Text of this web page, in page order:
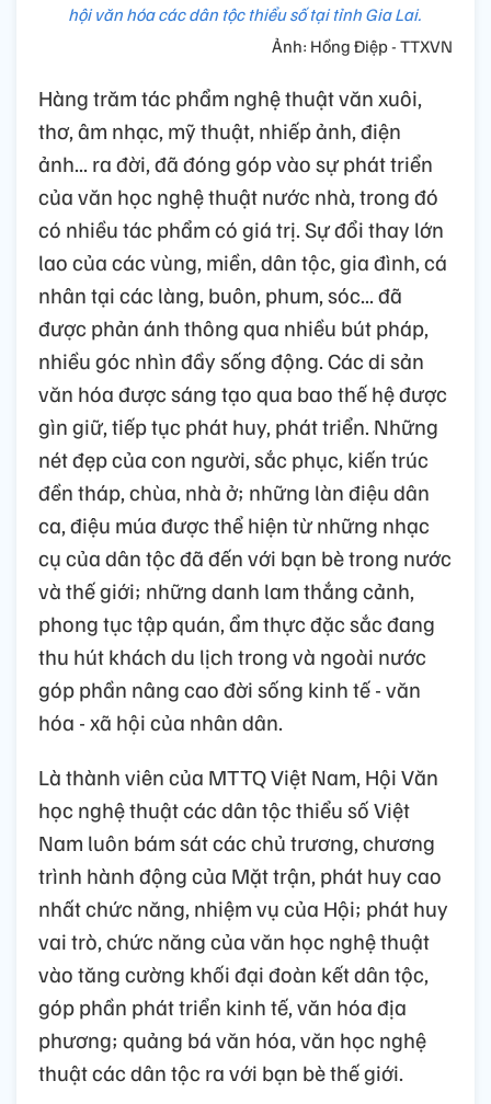
hội văn hóa các dân tộc thiểu số tại tỉnh Gia Lai.
Ảnh: Hồng Điệp - TTXVN
Hàng trăm tác phẩm nghệ thuật văn xuôi,
thơ, âm nhạc, mỹ thuật, nhiếp ảnh, điện
ảnh... ra đời, đã đóng góp vào sự phát triển
của văn học nghệ thuật nước nhà, trong đó
có nhiều tác phẩm có giá trị. Sự đổi thay lớn
lao của các vùng, miền, dân tộc, gia đình, cá
nhân tại các làng, buôn, phum, sóc... đã
được phản ánh thông qua nhiều bút pháp,
nhiều góc nhìn đầy sống động. Các di sản
văn hóa được sáng tạo qua bao thế hệ được
gìn giữ, tiếp tục phát huy, phát triển. Những
nét đẹp của con người, sắc phục, kiến trúc
đền tháp, chùa, nhà ở; những làn điệu dân
ca, điệu múa được thể hiện từ những nhạc
cụ của dân tộc đã đến với bạn bè trong nước
và thế giới; những danh lam thắng cảnh,
phong tục tập quán, ẩm thực đặc sắc đang
thu hút khách du lịch trong và ngoài nước
góp phần nâng cao đời sống kinh tế - văn
hóa - xã hội của nhân dân.
Là thành viên của MTTQ Việt Nam, Hội Văn
học nghệ thuật các dân tộc thiểu số Việt
Nam luôn bám sát các chủ trương, chương
trình hành động của Mặt trận, phát huy cao
nhất chức năng, nhiệm vụ của Hội; phát huy
vai trò, chức năng của văn học nghệ thuật
vào tăng cường khối đại đoàn kết dân tộc,
góp phần phát triển kinh tế, văn hóa địa
phương; quảng bá văn hóa, văn học nghệ
thuật các dân tộc ra với bạn bè thế giới.